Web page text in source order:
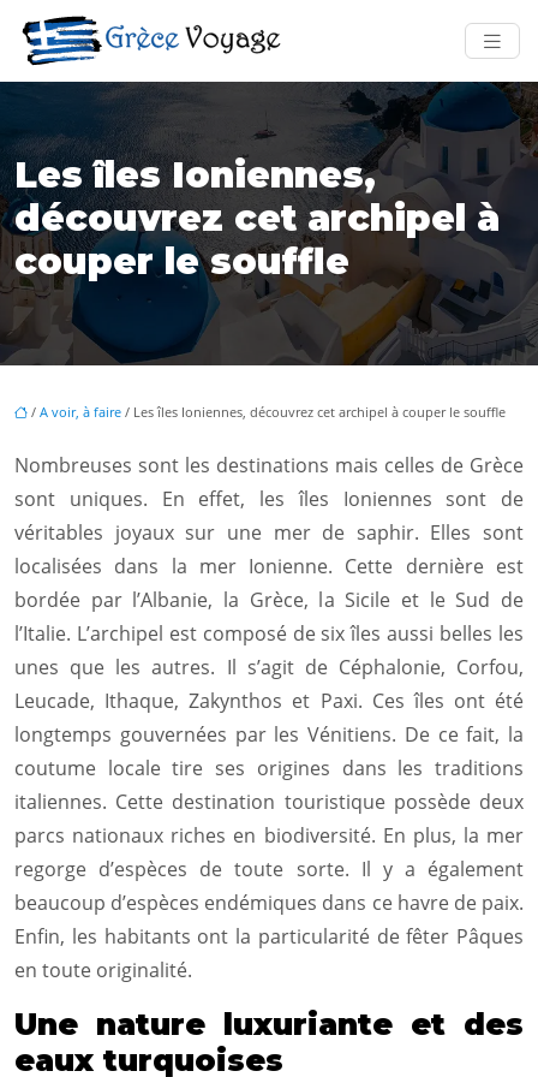
Les îles Ioniennes,
découvrez cet archipel à
couper le souffle
/ A voir, à faire / Les îles Ioniennes, découvrez cet archipel à couper le souffle
Nombreuses sont les destinations mais celles de Grèce
sont uniques. En effet, les îles Ioniennes sont de
véritables joyaux sur une mer de saphir. Elles sont
localisées dans la mer Ionienne. Cette dernière est
bordée par l’Albanie, la Grèce, la Sicile et le Sud de
l’Italie. L’archipel est composé de six îles aussi belles les
unes que les autres. Il s’agit de Céphalonie, Corfou,
Leucade, Ithaque, Zakynthos et Paxi. Ces îles ont été
longtemps gouvernées par les Vénitiens. De ce fait, la
coutume locale tire ses origines dans les traditions
italiennes. Cette destination touristique possède deux
parcs nationaux riches en biodiversité. En plus, la mer
regorge d’espèces de toute sorte. Il y a également
beaucoup d’espèces endémiques dans ce havre de paix.
Enfin, les habitants ont la particularité de fêter Pâques
en toute originalité.
Une nature luxuriante et des
eaux turquoises